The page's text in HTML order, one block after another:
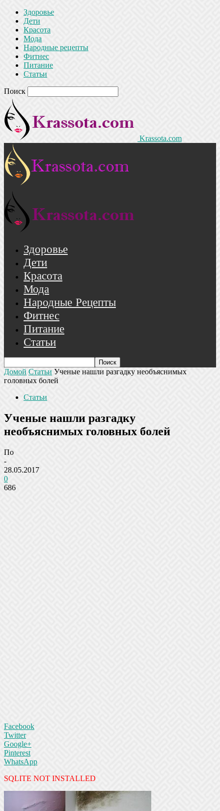
Здоровье
Дети
Красота
Мода
Народные рецепты
Фитнес
Питание
Статьи
Поиск
Krassota.com
Здоровье
Дети
Красота
Мода
Народные Рецепты
Фитнес
Питание
Статьи
Домой Статьи Ученые нашли разгадку необъяснимых
головных болей
Статьи
Ученые нашли разгадку
необъяснимых головных болей
По
-
28.05.2017
0
686
Facebook
Twitter
Google+
Pinterest
WhatsApp
SQLITE NOT INSTALLED